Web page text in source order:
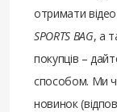
отримати
SPORTS BAG, а
покупців –
способом. Ми
новинок